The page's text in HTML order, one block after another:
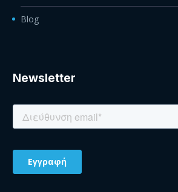
Blog
Newsletter